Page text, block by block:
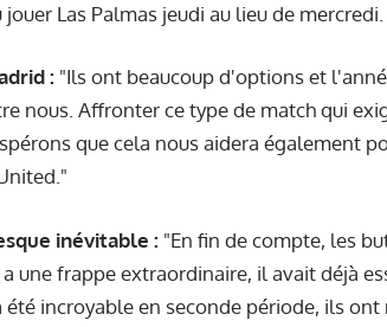
Las Palmas jeudi au lieu de
: "Ils ont beaucoup d'options et
nous. Affronter ce type de match qui
que cela nous aidera également
inévitable : "En fin de compte, les
une frappe extraordinaire, il avait déjà
été incroyable en seconde période, ils